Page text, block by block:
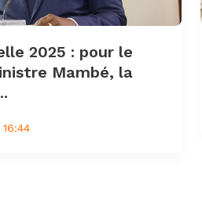
2025 : pour le
Mambé, la